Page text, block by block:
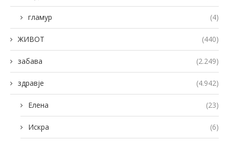
гламур (4)
ЖИВОТ (440)
забава (2.249)
здравје (4.942)
Елена (23)
Искра (6)